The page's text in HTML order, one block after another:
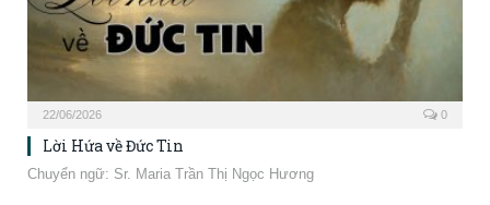
22/06/2026 0
Lời Hứa về Đức Tin
Chuyển ngữ: Sr. Maria Trần Thị Ngọc Hương